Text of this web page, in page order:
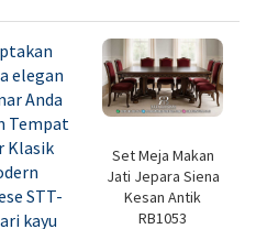
Set Meja Makan
Jati Jepara Siena
Kesan Antik
RB1053